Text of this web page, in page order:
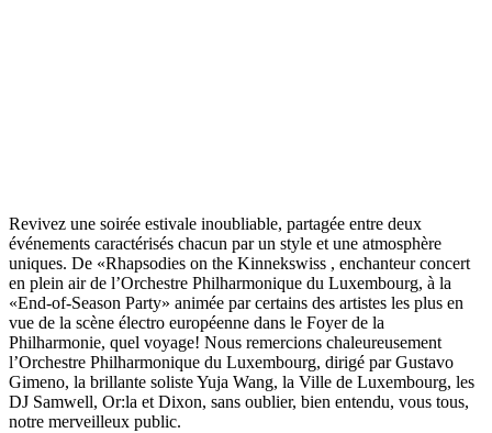
Revivez une soirée estivale inoubliable, partagée entre deux
événements caractérisés chacun par un style et une atmosphère
uniques. De «Rhapsodies on the Kinnekswiss , enchanteur concert
en plein air de l’Orchestre Philharmonique du Luxembourg, à la
«End-of-Season Party» animée par certains des artistes les plus en
vue de la scène électro européenne dans le Foyer de la
Philharmonie, quel voyage! Nous remercions chaleureusement
l’Orchestre Philharmonique du Luxembourg, dirigé par Gustavo
Gimeno, la brillante soliste Yuja Wang, la Ville de Luxembourg, les
DJ Samwell, Or:la et Dixon, sans oublier, bien entendu, vous tous,
notre merveilleux public.